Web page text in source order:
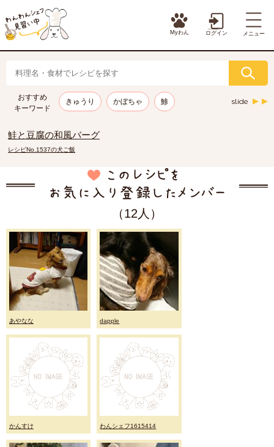
Myわん ログイン メニュー
おすすめ
キーワード
きゅうり かぼちゃ 鯵 slide
鮭と豆腐の和風バーグ
レシピNo.1537の犬ご飯
（12人）
あやなな dapple
かんすけ わんシェフ1615414